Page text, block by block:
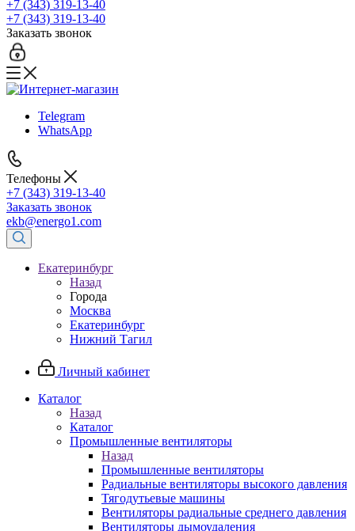
+7 (343) 319-13-40
+7 (343) 319-13-40
Заказать звонок
Telegram
WhatsApp
Телефоны
+7 (343) 319-13-40
Заказать звонок
ekb@energo1.com
Екатеринбург
Назад
Города
Москва
Екатеринбург
Нижний Тагил
Личный кабинет
Каталог
Назад
Каталог
Промышленные вентиляторы
Назад
Промышленные вентиляторы
Радиальные вентиляторы высокого давления
Тягодутьевые машины
Вентиляторы радиальные среднего давления
Вентиляторы дымоудаления